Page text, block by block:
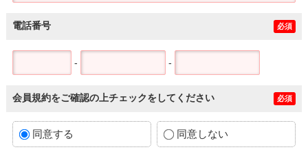
電話番号 必須
- -
会員規約をご確認の上チェックをしてください 必須
同意する 同意しない